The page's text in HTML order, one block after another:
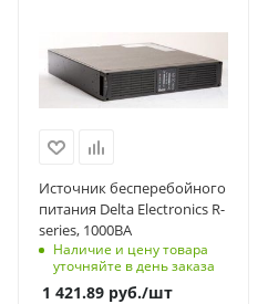
Входное напряжение,
В (максимальное)
280
230
В стойку (rack)
Вес, кг
5.3
Источник бесперебойного
питания Delta Electronics R-
series, 1000ВА
Наличие и цену товара
уточняйте в день заказа
1 421.89 руб./шт